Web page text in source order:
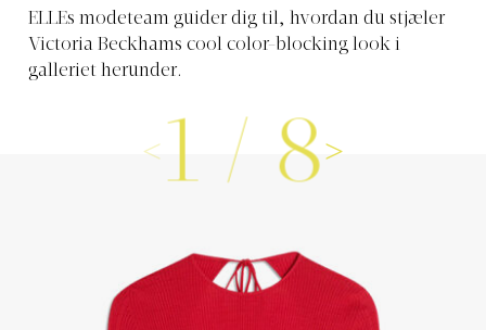
ELLEs modeteam guider dig til, hvordan du stjæler
Victoria Beckhams cool color-blocking look i
galleriet herunder.
1 / 8